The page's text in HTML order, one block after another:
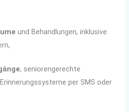
und Behandlungen, inklusive
, seniorengerechte
per SMS oder